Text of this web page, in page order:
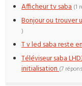
Afficheur tv saba (1
Bonjour ou trouver
)
T v led saba reste
Téléviseur saba
initialisation(7